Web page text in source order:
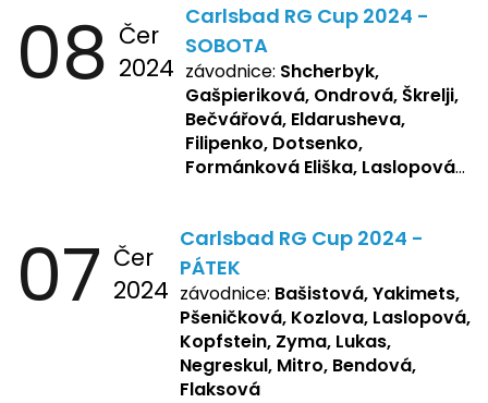
08 Čer
2024
Carlsbad RG Cup 2024 -
SOBOTA
závodnice: Shcherbyk,
Gašpieriková, Ondrová, Škrelji,
Bečvářová, Eldarusheva,
Filipenko, Dotsenko,
Formánková Eliška, Laslopová
Žbánková, Bašistová Beáta,
Yakimets, Pšeničková Vanesa,
Kozlova Nelly, Laslopová B.,
Kopfstein, Lukas, Negreskul ,
Mitro, Bendová, Flaksová
07 Čer
2024
Carlsbad RG Cup 2024 -
PÁTEK
závodnice: Bašistová, Yakimets,
Pšeničková, Kozlova, Laslopová,
Kopfstein, Zyma, Lukas,
Negreskul, Mitro, Bendová,
Flaksová